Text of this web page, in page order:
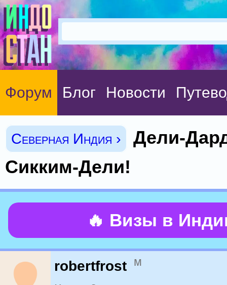
Форум Блог Новости
Северная Индия ›
Дели-
Сикким-Дели!
🔥 Визы в
robertfrost м